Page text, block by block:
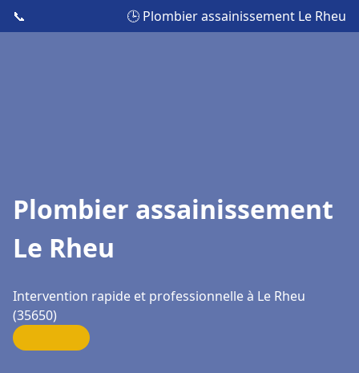
📞 🕒 Plombier assainissement Le Rheu
Plombier assainissement
Le Rheu
Intervention rapide et professionnelle à Le Rheu
(35650)